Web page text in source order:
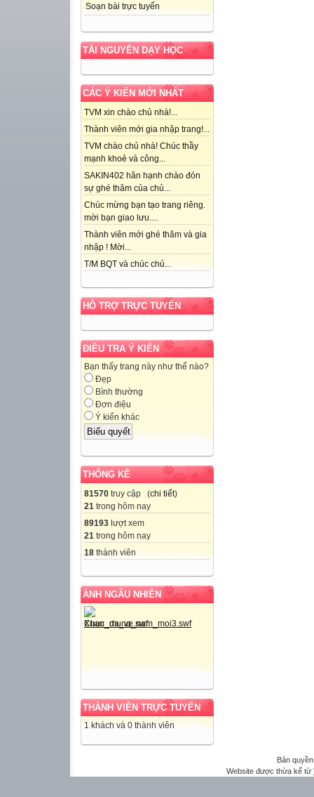
Soạn bài trực tuyến
TÀI NGUYÊN DẠY HỌC
CÁC Ý KIẾN MỚI NHẤT
TVM xin chào chủ nhà!...
Thành viên mới gia nhập trang!...
TVM chào chủ nhà! Chúc thầy
mạnh khoẻ và công...
SAKIN402 hân hạnh chào đón
sự ghé thăm của chủ...
Chúc mừng bạn tạo trang riêng.
mời bạn giao lưu....
Thành viên mới ghé thăm và gia
nhập ! Mời...
T/M BQT và chúc chủ...
HỖ TRỢ TRỰC TUYẾN
ĐIỀU TRA Ý KIẾN
Bạn thấy trang này như thế nào?
Đẹp
Bình thường
Đơn điệu
Ý kiến khác
THỐNG KÊ
81570 truy cập (chi tiết)
21 trong hôm nay
89193 lượt xem
21 trong hôm nay
18 thành viên
ẢNH NGẪU NHIÊN
THÀNH VIÊN TRỰC TUYẾN
1 khách và 0 thành viên
Bản
Website được thừa kế từ